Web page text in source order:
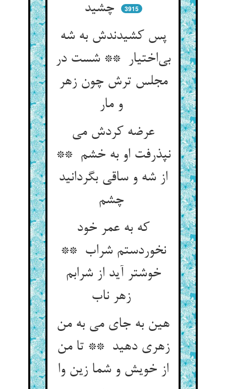
چشید 3915
پس کشیدندش به شه
بی‌اختیار ** شست در
مجلس ترش چون زهر
و مار
عرضه کردش می
نپذرفت او به خشم **
از شه و ساقی بگردانید
که به عمر خود
نخوردستم شراب **
خوشتر آید از شرابم
هین به جای می به من
زهری دهید ** تا من
از خویش و شما زین وا